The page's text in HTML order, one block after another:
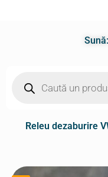
Sună:
Releu dezaburire